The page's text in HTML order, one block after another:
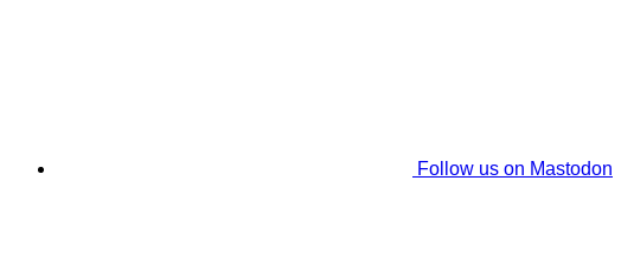
Follow us on Mastodon